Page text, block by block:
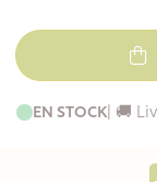
EN STOCK | 🚚